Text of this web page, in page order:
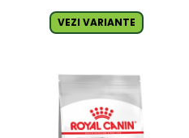
VEZI VARIANTE